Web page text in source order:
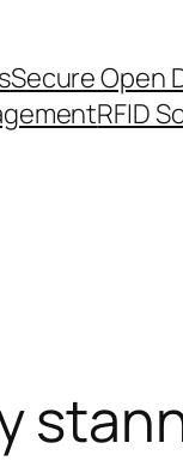
Secure Open
RFID